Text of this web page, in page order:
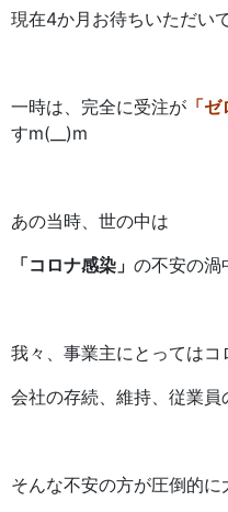
現在4か月お待ちいただい
一時は、完全に受注が 「ゼ
すm(__)m
あの当時、世の中は
「コロナ感染」 の不安の渦
我々、事業主にとってはコ
会社の存続、維持、従業員
そんな不安の方が圧倒的に